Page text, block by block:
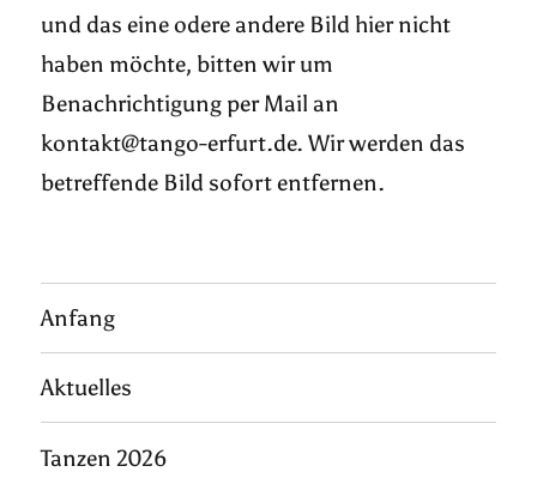
und das eine odere andere Bild hier nicht
haben möchte, bitten wir um
Benachrichtigung per Mail an
kontakt@tango-erfurt.de. Wir werden das
betreffende Bild sofort entfernen.
Anfang
Aktuelles
Tanzen 2026